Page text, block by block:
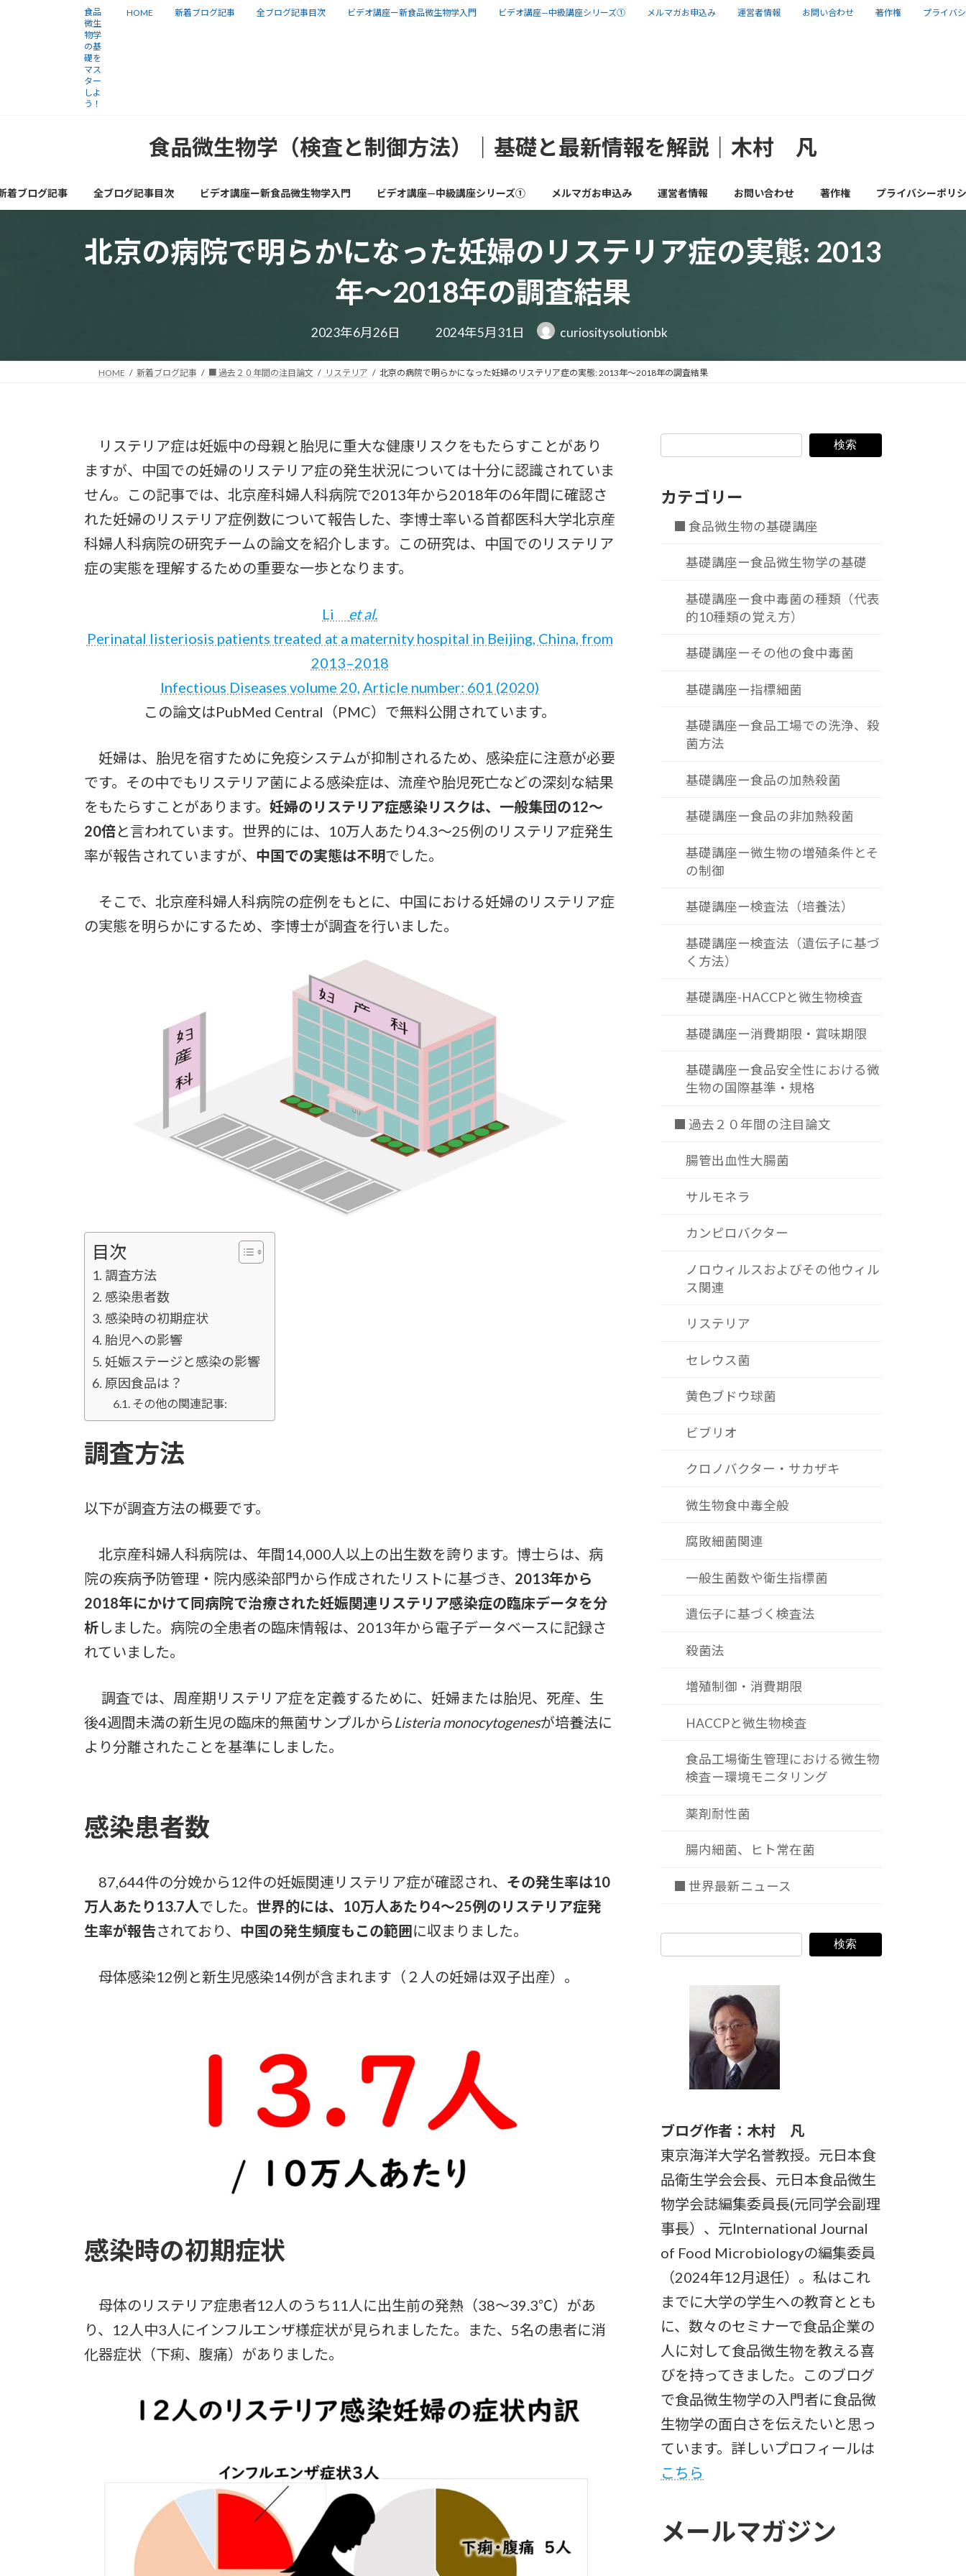
プ
動
食品
微生
物学
の基
礎を
マス
ター
しよ
う！
HOME 新着ブログ記事 全ブログ記事目次 ビデオ講座ー新食品微生物学入門 ビデオ講座—中級講座シリーズ① メルマガお申込み 運営者情報 お問い合わせ 著作権 プライバ
食品微生物学（検査と制御方法）｜基礎と最新情報を解説｜木村 凡
着ブログ記事 全ブログ記事目次 ビデオ講座ー新食品微生物学入門 ビデオ講座—中級講座シリーズ① メルマガお申込み 運営者情報 お問い合わせ 著作権 プライバシーポリ
北京の病院で明らかになった妊婦のリステリア症の実態: 2013
年～2018年の調査結果
2023年6月26日
最
終
新
日
2024年5月31日 curiositysolutionbk
HOME 新着ブログ記事 ■ 過去２０年間の注目論文 リステリア 北京の病院で明らかになった妊婦のリステリア症の実態: 2013年～2018年の調査結果
リステリア症は妊娠中の母親と胎児に重大な健康リスクをもたらすことがあり
ますが、中国での妊婦のリステリア症の発生状況については十分に認識されていま
せん。この記事では、北京産科婦人科病院で2013年から2018年の6年間に確認さ
れた妊婦のリステリア症例数について報告した、李博士率いる首都医科大学北京産
科婦人科病院の研究チームの論文を紹介します。この研究は、中国でのリステリア
症の実態を理解するための重要な一歩となります。
Li et al.
Perinatal listeriosis patients treated at a maternity hospital in Beijing, China, from
2013–2018
Infectious Diseases volume 20, Article number: 601 (2020)
この論文はPubMed Central（PMC）で無料公開されています。
妊婦は、胎児を宿すために免疫システムが抑制されるため、感染症に注意が必要
です。その中でもリステリア菌による感染症は、流産や胎児死亡などの深刻な結果
をもたらすことがあります。 妊婦のリステリア症感染リスクは、一般集団の12～
20倍と言われています。世界的には、10万人あたり4.3～25例のリステリア症発生
率が報告されていますが、 中国での実態は不明でした。
そこで、北京産科婦人科病院の症例をもとに、中国における妊婦のリステリア症
の実態を明らかにするため、李博士が調査を行いました。
目次
調査方法
感染患者数
感染時の初期症状
胎児への影響
妊娠ステージと感染の影響
原因食品は？
その他の関連記事:
調査方法
以下が調査方法の概要です。
北京産科婦人科病院は、年間14,000人以上の出生数を誇ります。博士らは、病
院の疾病予防管理・院内感染部門から作成されたリストに基づき、 2013年から
2018年にかけて同病院で治療された妊娠関連リステリア感染症の臨床データを分
析 しました。病院の全患者の臨床情報は、2013年から電子データベースに記録さ
れていました。
調査では、周産期リステリア症を定義するために、妊婦または胎児、死産、生
後4週間未満の新生児の臨床的無菌サンプルから Listeria monocytogenesが培養法に
より分離されたことを基準にしました。
感染患者数
87,644件の分娩から12件の妊娠関連リステリア症が確認され、 その発生率は10
万人あたり13.7人でした。 世界的には、10万人あたり4～25例のリステリア症発
生率が報告されており、 中国の発生頻度もこの範囲に収まりました。
母体感染12例と新生児感染14例が含まれます（２人の妊婦は双子出産）。
感染時の初期症状
母体のリステリア症患者12人のうち11人に出生前の発熱（38〜39.3℃）があ
り、12人中3人にインフルエンザ様症状が見られましたた。また、5名の患者に消
化器症状（下痢、腹痛）がありました。
検索
カテゴリー
■ 食品微生物の基礎講座
基礎講座ー食品微生物学の基礎
基礎講座ー食中毒菌の種類（代表
的10種類の覚え方）
基礎講座ーその他の食中毒菌
基礎講座ー指標細菌
基礎講座ー食品工場での洗浄、殺
菌方法
基礎講座ー食品の加熱殺菌
基礎講座ー食品の非加熱殺菌
基礎講座ー微生物の増殖条件とそ
の制御
基礎講座ー検査法（培養法）
基礎講座ー検査法（遺伝子に基づ
く方法）
基礎講座-HACCPと微生物検査
基礎講座ー消費期限・賞味期限
基礎講座ー食品安全性における微
生物の国際基準・規格
■ 過去２０年間の注目論文
腸管出血性大腸菌
サルモネラ
カンピロバクター
ノロウィルスおよびその他ウィル
ス関連
リステリア
セレウス菌
黄色ブドウ球菌
ビブリオ
クロノバクター・サカザキ
微生物食中毒全般
腐敗細菌関連
一般生菌数や衛生指標菌
遺伝子に基づく検査法
殺菌法
増殖制御・消費期限
HACCPと微生物検査
食品工場衛生管理における微生物
検査ー環境モニタリング
薬剤耐性菌
腸内細菌、ヒト常在菌
■ 世界最新ニュース
検索
ブログ作者：木村 凡
東京海洋大学名誉教授。元日本食
品衛生学会会長、元日本食品微生
物学会誌編集委員長(元同学会副理
事長）、元International Journal
of Food Microbiologyの編集委員
（2024年12月退任）。私はこれ
までに大学の学生への教育ととも
に、数々のセミナーで食品企業の
人に対して食品微生物を教える喜
びを持ってきました。このブログ
で食品微生物学の入門者に食品微
生物学の面白さを伝えたいと思っ
ています。詳しいプロフィールは
こちら
メールマガジン